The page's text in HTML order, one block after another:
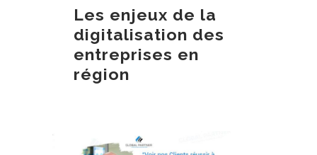
Les enjeux de la
digitalisation des
entreprises en
région